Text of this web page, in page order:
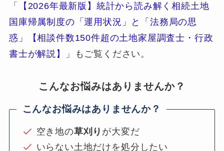
「
【2026年最新版】統計から読み解く相続土地
国庫帰属制度の「運用状況」と「法務局の思
惑」【相談件数150件超の土地家屋調査士・行政
書士が解説】
」もご覧ください。
こんなお悩みはありませんか？
こんなお悩みはありませんか？
空き地の草刈り が大変だ
いらない土地だけを処分したい